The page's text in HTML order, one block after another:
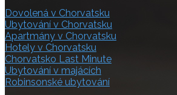
Dovolená v Chorvatsku
Ubytování v Chorvatsku
Apartmány v Chorvatsku
Hotely v Chorvatsku
Chorvatsko Last Minute
Ubytování v majácích
Robinsonské ubytování